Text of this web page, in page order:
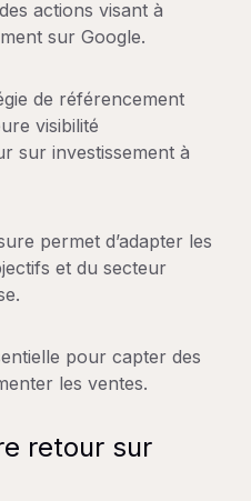
actions visant à
sur Google.
de référencement
visibilité
sur investissement à
permet d’adapter les
et du secteur
pour capter des
les ventes.
retour sur